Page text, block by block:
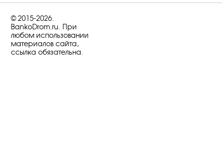
© 2015-2026.
BankoDrom.ru. При
любом использовании
материалов сайта,
ссылка обязательна.